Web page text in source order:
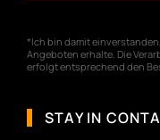
STAY IN
*Ich bin damit
Angeboten erhalte. Die
erfolgt entsprechend den